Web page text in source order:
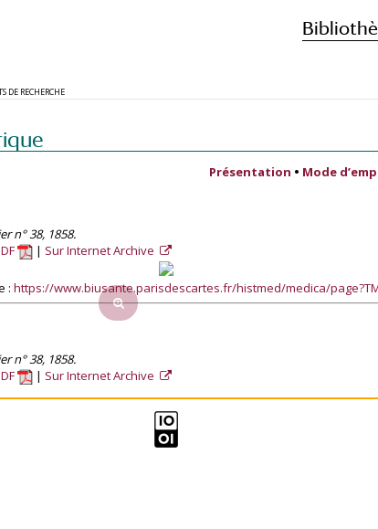
DE RECHERCHE
Présentation • Mode
n° 38, 1858.
Sur Internet Archive
: https://www.biusante.parisdescartes.fr/histmed/medica/
n° 38, 1858.
Sur Internet Archive